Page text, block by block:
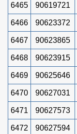
6465 90619721
6466 90623372
6467 90623865
6468 90623915
6469 90625646
6470 90627031
6471 90627573
6472 90627594